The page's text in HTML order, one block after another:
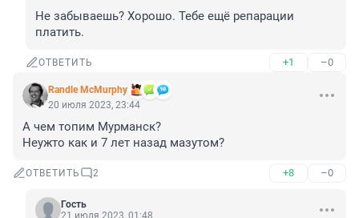
Не забываешь? Хорошо. Тебе ещё репарации
платить.
ОТВЕТИТЬ +1 –0
Randle McMurphy
20 июля 2023, 23:44
А чем топим Мурманск?
Неужто как и 7 лет назад мазутом?
ОТВЕТИТЬ 2 +8 –0
Гость
21 июля 2023, 01:48